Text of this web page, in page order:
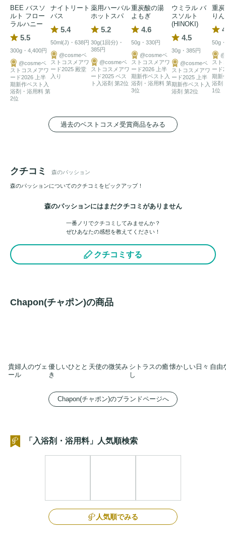
BEE バスソ
ルト フロー
ラルハニー
5.5
300g・4,400円
@cosmeベ
ストコスメアワ
ード2026 上半
期新作ベスト入
浴剤・浴用料 第
2位
ナイトリート
バス
5.4
50ml(J)・638円
@cosmeベ
ストコスメアワ
ード2025 殿堂
入り
薬用ハーバル
ホットスパ
5.2
30g(1回分)・
385円
@cosmeベ
ストコスメアワ
ード2025 ベス
ト入浴剤 第2位
重炭酸の湯
よもぎ
4.6
50g・330円
@cosmeベ
ストコスメアワ
ード2026 上半
期新作ベスト入
浴剤・浴用料 第
3位
ウミラル バ
スソルト
(HINOKI)
4.5
30g・385円
@cosmeベ
ストコスメアワ
ード2025 上半
期新作ベスト入
浴剤 第2位
重
り
50g
スト
ード
期新
浴剤
1位
過去のベストコスメ受賞商品をみる
クチコミ 森のパッション
森のパッションについてのクチコミをピックアップ！
森のパッションにはまだクチコミがありません
一番ノリでクチコミしてみませんか？
ぜひあなたの感想を教えてください！
クチコミする
Chapon(チャポン)の商品
貴婦人のヴェ
ール
優しいひとと
き
天使の微笑み シトラスの癒
し
懐かしい日々 自由
Chapon(チャポン)のブランドページへ
「入浴剤・浴用料」人気順検索
人気順でみる